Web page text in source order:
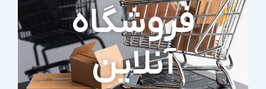
فروشگاه
آنلاین